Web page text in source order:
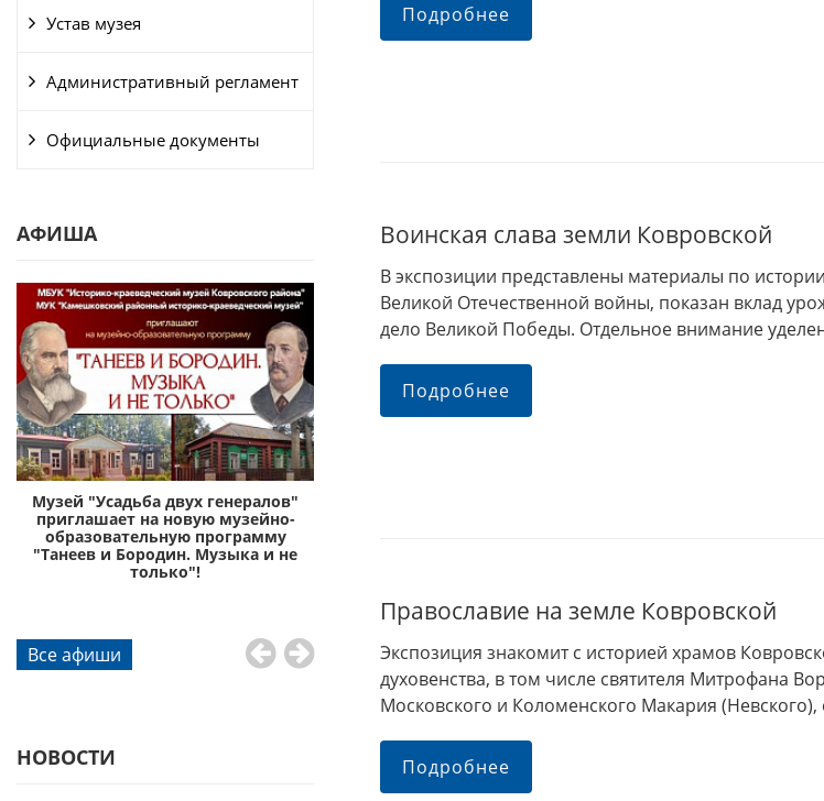
Устав музея
Административный регламент
Официальные документы
АФИША
Музей "Усадьба двух генералов"
приглашает на новую музейно-
образовательную программу
"Танеев и Бородин. Музыка и не
только"!
Древнего
Все афиши
НОВОСТИ
Подробнее
Воинская слава земли Ковровской
В экспозиции представлены материалы по
Великой Отечественной войны, показан вклад
дело Великой Победы. Отдельное внимание
Подробнее
Православие на земле Ковровской
Экспозиция знакомит с историей храмов
духовенства, в том числе святителя Митрофана
Московского и Коломенского Макария (Невского),
Подробнее